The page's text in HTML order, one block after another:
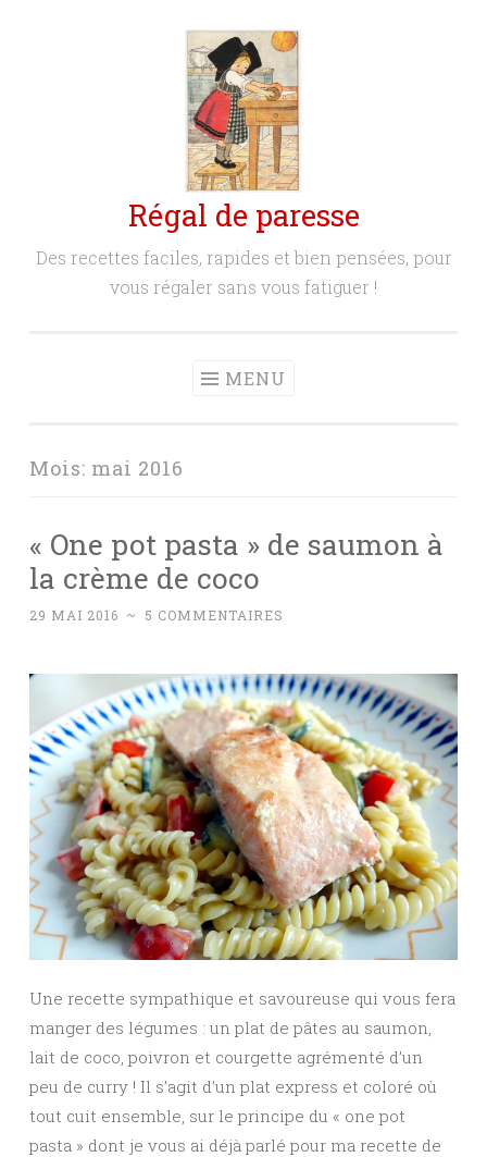
Régal de paresse
Des recettes faciles, rapides et bien pensées, pour
vous régaler sans vous fatiguer !
MENU
Mois: mai 2016
« One pot pasta » de saumon à
la crème de coco
29 MAI 2016 ~ 5 COMMENTAIRES
Une recette sympathique et savoureuse qui vous fera
manger des légumes : un plat de pâtes au saumon,
lait de coco, poivron et courgette agrémenté d’un
peu de curry ! Il s’agit d’un plat express et coloré où
tout cuit ensemble, sur le principe du « one pot
pasta » dont je vous ai déjà parlé pour ma recette de